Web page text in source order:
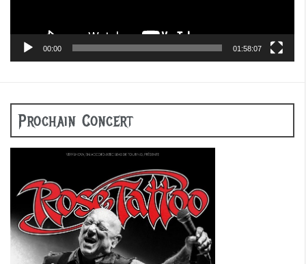
00:00 01:58:07
Prochain Concert